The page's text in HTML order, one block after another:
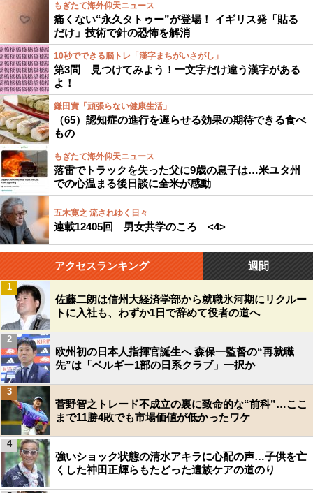
もぎたて海外仰天ニュース
痛くない“永久タトゥー”が登場！ イギリス発「貼る
だけ」技術で針の恐怖を解消
10秒でできる脳トレ「漢字まちがいさがし」
第3問 見つけてみよう！一文字だけ違う漢字がある
よ！
鎌田實「頑張らない健康生活」
（65）認知症の進行を遅らせる効果の期待できる食べ
もの
もぎたて海外仰天ニュース
落雷でトラックを失った父に9歳の息子は…米ユタ州
での心温まる後日談に全米が感動
五木寛之 流されゆく日々
連載12405回 男女共学のころ <4>
アクセスランキング 週間
佐藤二朗は信州大経済学部から就職氷河期にリクルー
トに入社も、わずか1日で辞めて役者の道へ
1
欧州初の日本人指揮官誕生へ 森保一監督の“再就職
先”は「ベルギー1部の日系クラブ」一択か
2
菅野智之トレード不成立の裏に致命的な“前科”…ここ
まで11勝4敗でも市場価値が低かったワケ
3
強いショック状態の清水アキラに心配の声…子供を亡
くした神田正輝らもたどった遺族ケアの道のり
4